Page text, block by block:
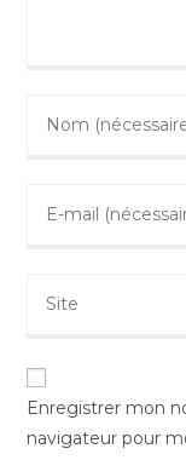
Enregistrer mon
navigateur pour